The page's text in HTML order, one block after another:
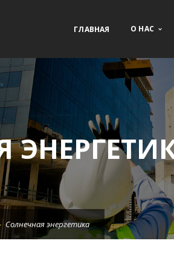
ГЛАВНАЯ О НАС
ЖИЛИЩНОЕ СТРОИТЕЛЬСТВО
СТРОИТЕЛЬСТВО ГОСТИНИЦ
СТРОИТЕЛЬСТВО СПОРТИВНЫХ
СООРУЖЕНИЙ
СТРОИТЕЛЬСТВО СУПЕРМАРКЕТОВ
СТРОИТЕЛЬСТВО ТАУНХАУСОВ
Солнечная энергетика